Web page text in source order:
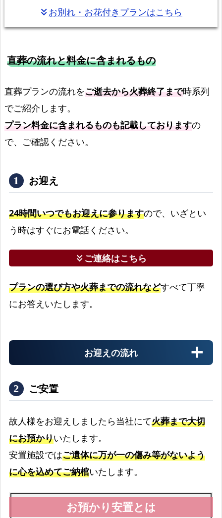
の
比
較
総
料
金
迎
く
あ
質
と
成
区
域
keyboard_double_arrow_downお別れ・お花付きプランはこちら
直葬の流れと料金に含まれるもの
直葬プランの流れをご逝去から火葬終了まで時系列
でご紹介します。
プラン料金に含まれるものも記載しておりますの
で、ご確認ください。
お迎え
24時間いつでもお迎えに参りますので、いざとい
う時はすぐにお電話ください。
keyboard_double_arrow_downご連絡はこちら
プランの選び方や火葬までの流れなどすべて丁寧
にお答えいたします。
お迎えの流れ
病院
expand_more病院からのお迎え
介護施設
ご安置
故人様をお迎えしましたら当社にて火葬まで大切
にお預かりいたします。
安置施設ではご遺体に万が一の傷み等がないよう
に心を込めてご納棺いたします。